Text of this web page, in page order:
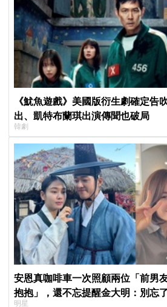
《魷魚遊戲》美國版衍生劇確定告
出、凱特布蘭琪出演傳聞也破局
韓劇
安恩真咖啡車一次照顧兩位「前男
抱抱」，還不忘提醒金大明：別忘
明星